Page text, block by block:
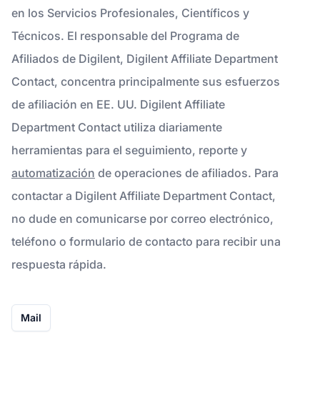
en los Servicios Profesionales, Científicos y
Técnicos. El responsable del Programa de
Afiliados de Digilent, Digilent Affiliate Department
Contact, concentra principalmente sus esfuerzos
de afiliación en EE. UU. Digilent Affiliate
Department Contact utiliza diariamente
herramientas para el seguimiento, reporte y
automatización de operaciones de afiliados. Para
contactar a Digilent Affiliate Department Contact,
no dude en comunicarse por correo electrónico,
teléfono o formulario de contacto para recibir una
respuesta rápida.
Mail